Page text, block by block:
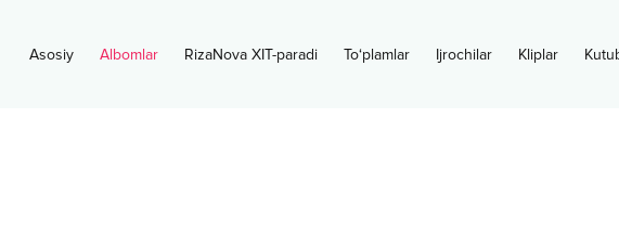
Asosiy Albomlar RizaNova XIT-paradi To‘plamlar Ijrochilar Kliplar